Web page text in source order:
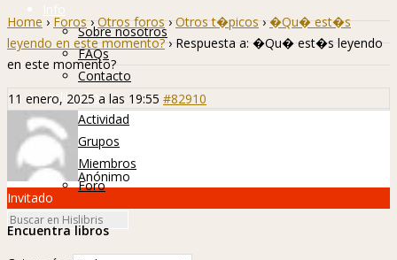
Info
Sobre nosotros
FAQs
Contacto
Hislibreños
Actividad
Grupos
Miembros
Foro
Home › Foros › Otros foros › Otros t�picos › �Qu� est�s
leyendo en este momento? › Respuesta a: �Qu� est�s leyendo
en este momento?
11 enero, 2025 a las 19:55 #82910
Anónimo
Invitado
Encuentra libros